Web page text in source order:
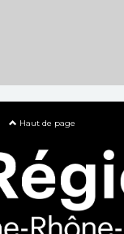
Haut de page